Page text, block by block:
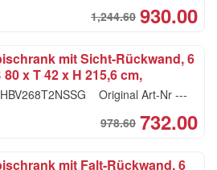
1,244.60 930.00
mit Sicht-Rückwand, 6
80 x T 42 x H 215,6 cm,
/ Silber
HBV268T2NSSG Original Art-Nr ---
978.60 732.00
mit Falt-Rückwand, 6